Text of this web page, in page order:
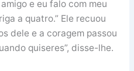
e eu falo com meu
a quatro.” Ele recuou
dele e a coragem passou
quiseres”, disse-lhe.